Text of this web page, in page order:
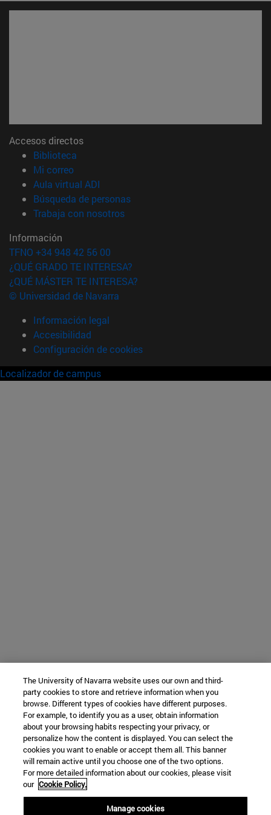
Accesos directos
Biblioteca
Mi correo(abre en nueva ventana)
Aula virtual ADI
Búsqueda de personas(abre en nueva ventana)
Trabaja con nosotros(abre en nueva ventana)
Información
TFNO +34 948 42 56 00
¿QUÉ GRADO TE INTERESA?
¿QUÉ MÁSTER TE INTERESA?
© Universidad de Navarra
Información legal
Accesibilidad
Configuración de cookies
Localizador de campus
The University of Navarra website uses our own and third-
party cookies to store and retrieve information when you
browse. Different types of cookies have different purposes.
For example, to identify you as a user, obtain information
about your browsing habits respecting your privacy, or
personalize how the content is displayed. You can select the
cookies you want to enable or accept them all. This banner
will remain active until you choose one of the two options.
For more detailed information about our cookies, please visit
our Cookie Policy.
Manage cookies